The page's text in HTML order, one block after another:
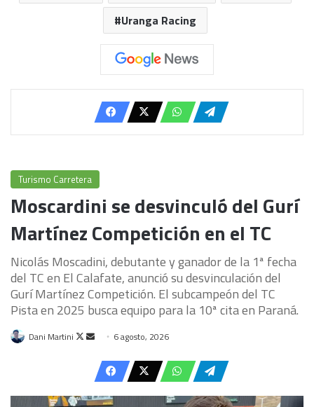
Uranga Racing